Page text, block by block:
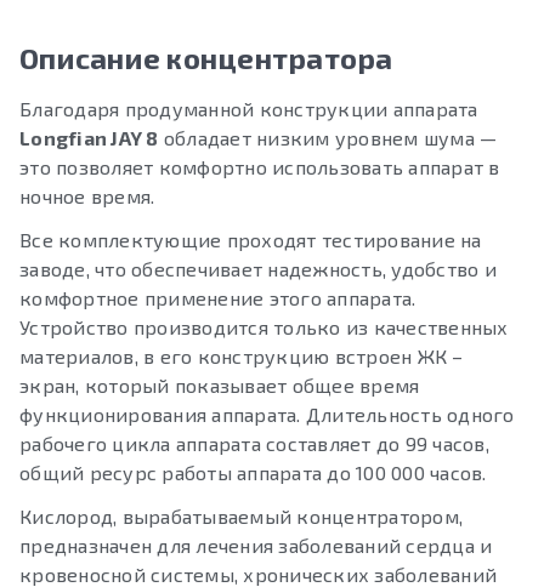
Описание концентратора
Благодаря продуманной конструкции аппарата
Longfian JAY 8 обладает низким уровнем шума —
это позволяет комфортно использовать аппарат в
ночное время.
Все комплектующие проходят тестирование на
заводе, что обеспечивает надежность, удобство и
комфортное применение этого аппарата.
Устройство производится только из качественных
материалов, в его конструкцию встроен ЖК –
экран, который показывает общее время
функционирования аппарата. Длительность одного
рабочего цикла аппарата составляет до 99 часов,
общий ресурс работы аппарата до 100 000 часов.
Кислород, вырабатываемый концентратором,
предназначен для лечения заболеваний сердца и
кровеносной системы, хронических заболеваний